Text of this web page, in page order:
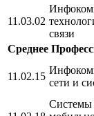
11.03.02
связи
Среднее
11.02.15
сети и
Системы